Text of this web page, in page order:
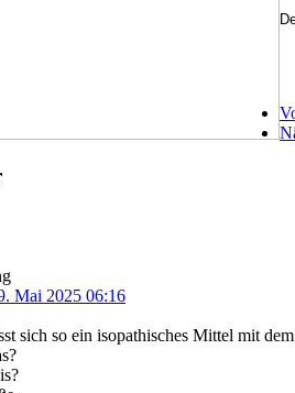
Mai 2025 06:16
sich so ein isopathisches Mittel mit